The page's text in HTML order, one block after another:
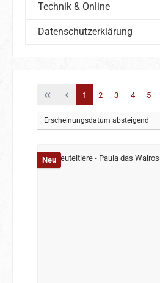
Technik & Online
Datenschutzerklärung
Seite
1 Seite
2 Seite
3 Seite
4 Seite
5
Neu